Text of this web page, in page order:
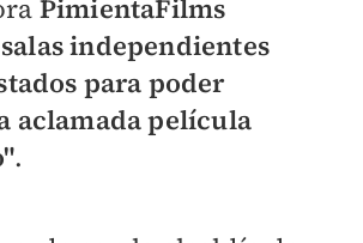
PimientaFilms
independientes
para poder
aclamada película
.